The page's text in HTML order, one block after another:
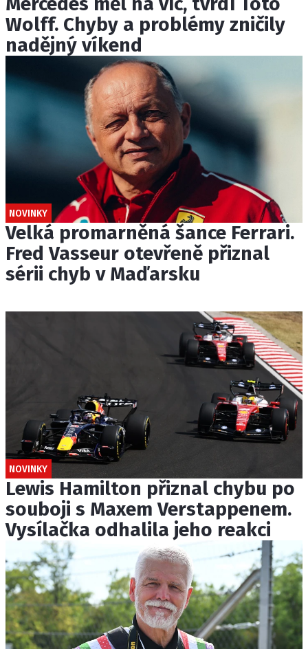
Wolff. Chyby a problémy zničily
nadějný víkend
NOVINKY
Velká promarněná šance Ferrari.
Fred Vasseur otevřeně přiznal
sérii chyb v Maďarsku
NOVINKY
Lewis Hamilton přiznal chybu po
souboji s Maxem Verstappenem.
Vysílačka odhalila jeho reakci